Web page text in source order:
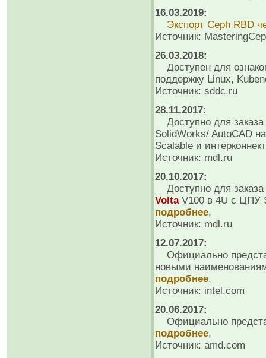
16.03.2019:
Экспорт Ceph RBD
Источник:
26.03.2018:
Доступен для
поддержку Linux,
Источник: sddc.ru
28.11.2017:
Доступно для
SolidWorks/ AutoCAD
Scalable и
Источник: mdl.ru
20.10.2017:
Доступно для
VoltaV100 в 4U c ЦПУ
подробнее,
Источник: mdl.ru
12.07.2017:
Официально
новыми
подробнее,
Источник: intel.com
20.06.2017:
Официально
подробнее,
Источник: amd.com